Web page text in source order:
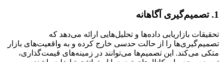
1. تصمیم‌گیری آگاهانه
تحقیقات بازاریابی داده‌ها و تحلیل‌هایی ارائه می‌دهد که
تصمیم‌گیری‌ها را از حالت حدسی خارج کرده و به واقعیت‌های بازار
متکی می‌کند. این تصمیم‌ها می‌توانند در زمینه‌های قیمت‌گذاری،